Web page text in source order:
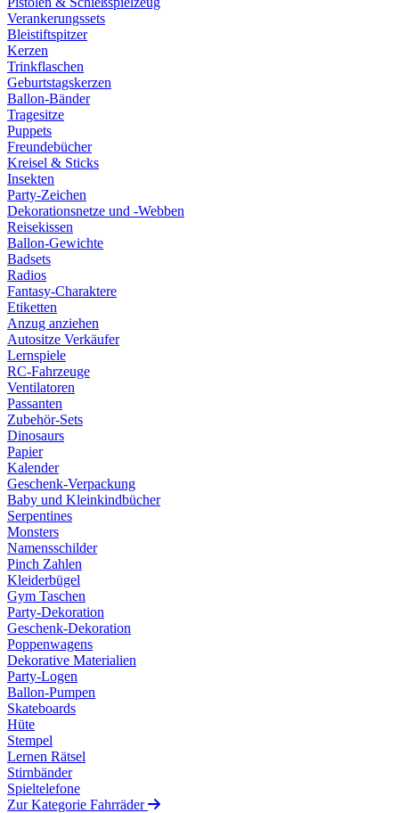
Verankerungssets
Bleistiftspitzer
Kerzen
Trinkflaschen
Geburtstagskerzen
Ballon-Bänder
Tragesitze
Puppets
Freundebücher
Kreisel & Sticks
Insekten
Party-Zeichen
Dekorationsnetze und -Webben
Reisekissen
Ballon-Gewichte
Badsets
Radios
Fantasy-Charaktere
Etiketten
Anzug anziehen
Autositze Verkäufer
Lernspiele
RC-Fahrzeuge
Ventilatoren
Passanten
Zubehör-Sets
Dinosaurs
Papier
Kalender
Geschenk-Verpackung
Baby und Kleinkindbücher
Serpentines
Monsters
Namensschilder
Pinch Zahlen
Kleiderbügel
Gym Taschen
Party-Dekoration
Geschenk-Dekoration
Poppenwagens
Dekorative Materialien
Party-Logen
Ballon-Pumpen
Skateboards
Hüte
Stempel
Lernen Rätsel
Stirnbänder
Spieltelefone
Zur Kategorie Fahrräder